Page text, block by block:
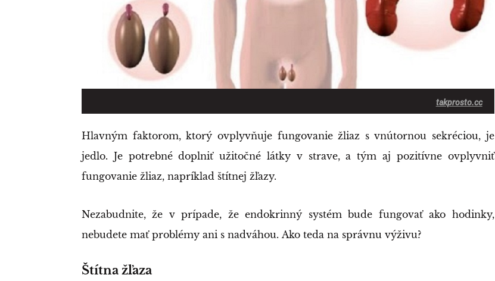
takprosto.cc
Hlavným faktorom, ktorý ovplyvňuje fungovanie žliaz s vnútornou sekréciou, je
jedlo. Je potrebné doplniť užitočné látky v strave, a tým aj pozitívne ovplyvniť
fungovanie žliaz, napríklad štítnej žľazy.
Nezabudnite, že v prípade, že endokrinný systém bude fungovať ako hodinky,
nebudete mať problémy ani s nadváhou. Ako teda na správnu výživu?
Štítna žľaza